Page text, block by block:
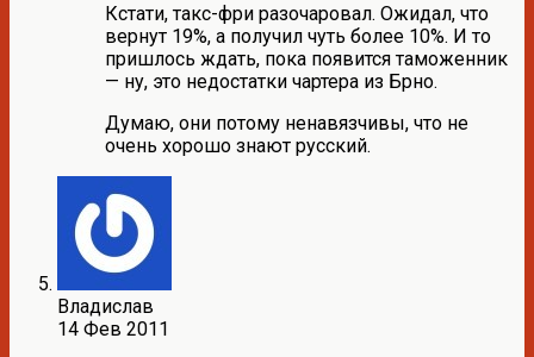
Кстати, такс-фри разочаровал. Ожидал, что
вернут 19%, а получил чуть более 10%. И то
пришлось ждать, пока появится таможенник
— ну, это недостатки чартера из Брно.
Думаю, они потому ненавязчивы, что не
очень хорошо знают русский.
Владислав
14 Фев 2011